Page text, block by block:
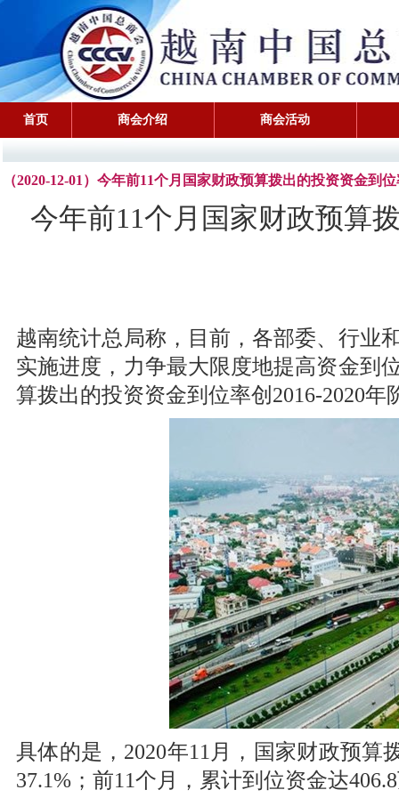
首页 商会介绍 商会活动
（2020-12-01）今年前11个月国家财政预算拨出的投资资金到
今年前11个月国家财政预算
越南统计总局称，目前，各部委、行业
实施进度，力争最大限度地提高资金到
算拨出的投资资金到位率创2016-2020年
具体的是，2020年11月，国家财政预算
37.1%；前11个月，累计到位资金达